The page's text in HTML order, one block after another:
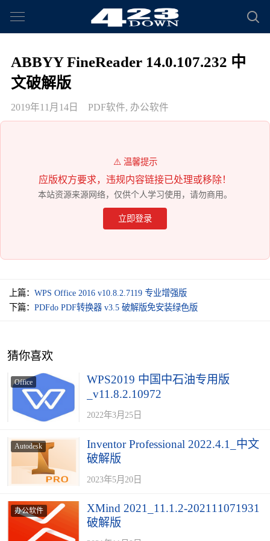
ABBYY FineReader 14.0.107.232 中
文破解版
2019年11月14日 PDF软件, 办公软件
⚠️ 温馨提示
应版权方要求，违规内容链接已处理或移除！
本站资源来源网络，仅供个人学习使用，请勿商用。
立即登录
上篇： WPS Office 2016 v10.8.2.7119 专业增强版
下篇： PDFdo PDF转换器 v3.5 破解版免安装绿色版
猜你喜欢
Office
WPS2019 中国中石油专用版
_v11.8.2.10972
2022年3月25日
Autodesk
Inventor Professional 2022.4.1_中文
破解版
2023年5月20日
办公软件
XMind 2021_11.1.2-202111071931
破解版